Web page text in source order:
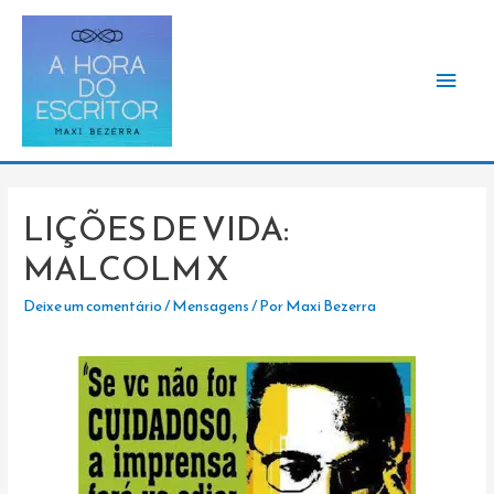
LIÇÕES DE VIDA:
MALCOLM X
Deixe um comentário/Mensagens/ PorMaxi Bezerra